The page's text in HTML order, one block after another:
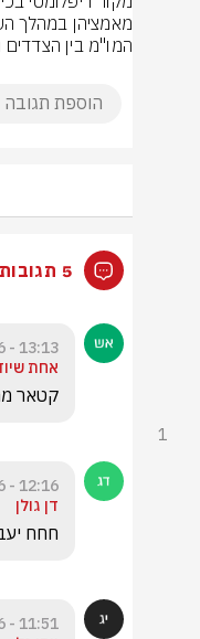
המו"מ בין הצדדים
5 תגובות
13:13 - 11.06.2026
אחת
קטאר
1
12:16 - 11.06.2026
דן גולן
חחח
11:51 - 11.06.2026